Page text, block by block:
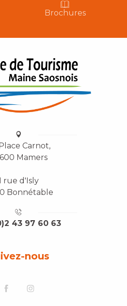
Brochures
Carnot,
Mamers
rue d'Isly
Bonnétable
43 97 60 63
nous